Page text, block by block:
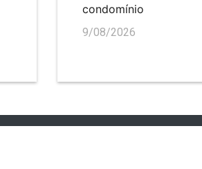
condomínio
9/08/2026